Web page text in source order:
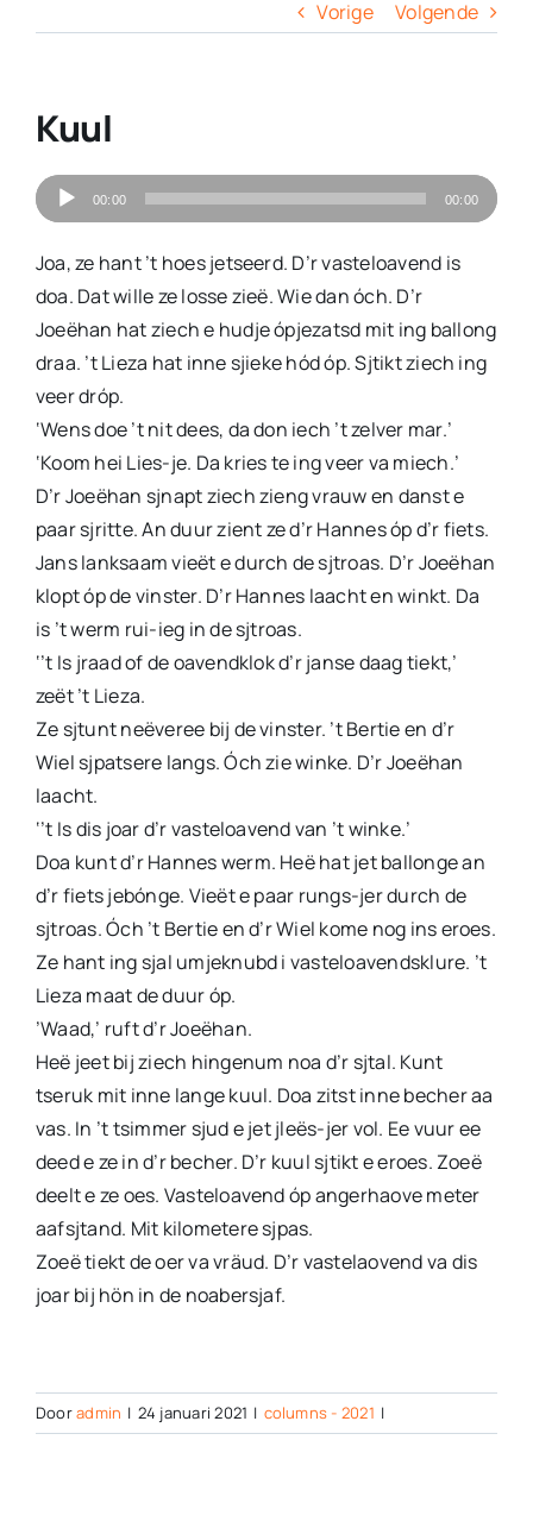
Vorige Volgende
Kuul
Audiospeler
00:00 00:00
Joa, ze hant ’t hoes jetseerd. D’r vasteloavend is
doa. Dat wille ze losse zieë. Wie dan óch. D’r
Joeëhan hat ziech e hudje ópjezatsd mit ing ballong
draa. ’t Lieza hat inne sjieke hód óp. Sjtikt ziech ing
veer dróp.
‘Wens doe ’t nit dees, da don iech ’t zelver mar.’
‘Koom hei Lies-je. Da kries te ing veer va miech.’
D’r Joeëhan sjnapt ziech zieng vrauw en danst e
paar sjritte. An duur zient ze d’r Hannes óp d’r fiets.
Jans lanksaam vieët e durch de sjtroas. D’r Joeëhan
klopt óp de vinster. D’r Hannes laacht en winkt. Da
is ’t werm rui-ieg in de sjtroas.
‘’t Is jraad of de oavendklok d’r janse daag tiekt,’
zeët ’t Lieza.
Ze sjtunt neëveree bij de vinster. ’t Bertie en d’r
Wiel sjpatsere langs. Óch zie winke. D’r Joeëhan
laacht.
‘’t Is dis joar d’r vasteloavend van ’t winke.’
Doa kunt d’r Hannes werm. Heë hat jet ballonge an
d’r fiets jebónge. Vieët e paar rungs-jer durch de
sjtroas. Óch ’t Bertie en d’r Wiel kome nog ins eroes.
Ze hant ing sjal umjeknubd i vasteloavendsklure. ’t
Lieza maat de duur óp.
’Waad,’ ruft d’r Joeëhan.
Heë jeet bij ziech hingenum noa d’r sjtal. Kunt
tseruk mit inne lange kuul. Doa zitst inne becher aa
vas. In ’t tsimmer sjud e jet jleës-jer vol. Ee vuur ee
deed e ze in d’r becher. D’r kuul sjtikt e eroes. Zoeë
deelt e ze oes. Vasteloavend óp angerhaove meter
aafsjtand. Mit kilometere sjpas.
Zoeë tiekt de oer va vräud. D’r vastelaovend va dis
joar bij hön in de noabersjaf.
Dooradmin | 24 januari 2021 | columns - 2021 |